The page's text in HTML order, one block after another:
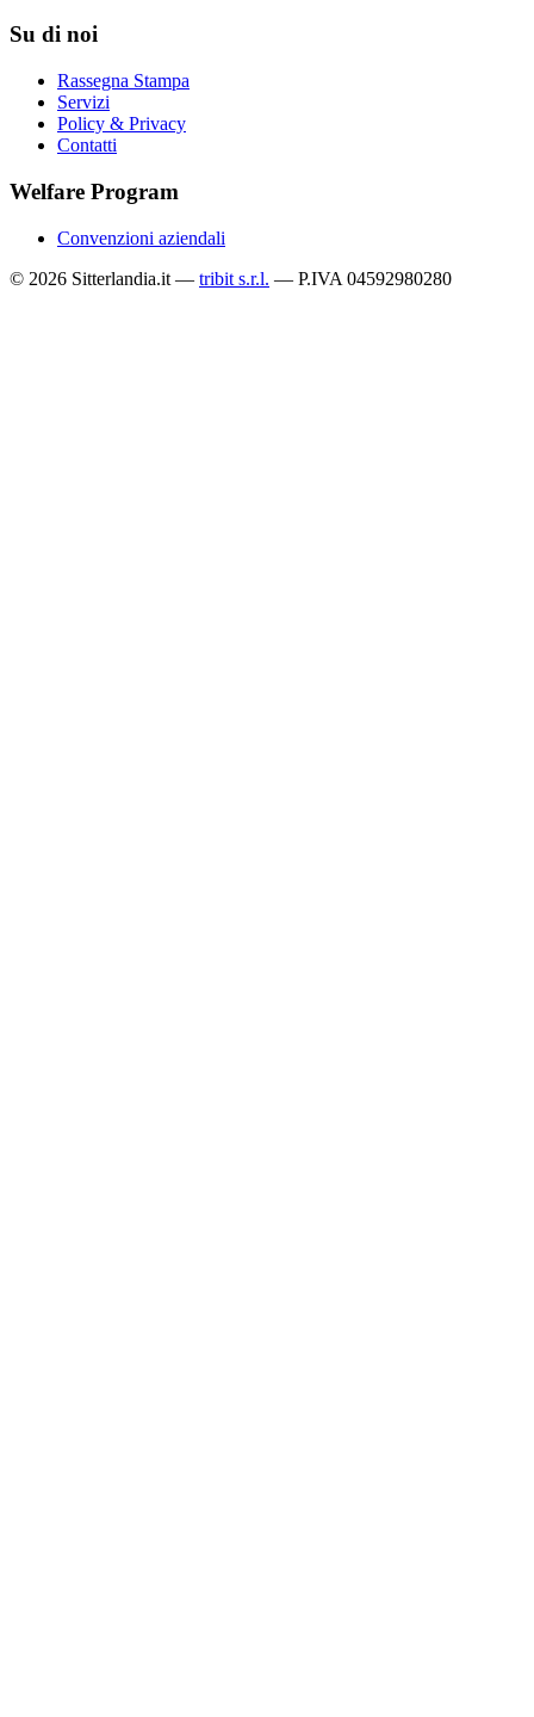
Su di noi
Rassegna Stampa
Servizi
Policy & Privacy
Contatti
Welfare Program
Convenzioni aziendali
© 2026 Sitterlandia.it — tribit s.r.l. — P.IVA 04592980280